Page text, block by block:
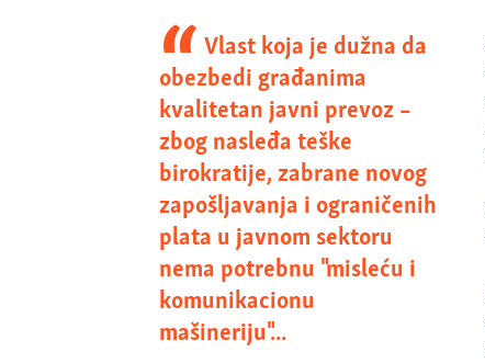
Vlast koja je dužna da
obezbedi građanima
kvalitetan javni prevoz –
zbog nasleđa teške
birokratije, zabrane novog
zapošljavanja i ograničenih
plata u javnom sektoru
nema potrebnu "misleću i
komunikacionu
mašineriju"...